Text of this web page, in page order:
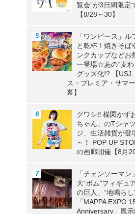
覧会”が3日間限定
【8/28～30】
「ワンピース」ル
と乾杯！焼きそば
ンクカップなどお
ー登場☆あの“麦わ
グッズ化!? 【USJ
ス・プレミア・サマ
幕】
グワシ!! 楳図かず
ちゃん」のTシャ
ジ、生活雑貨が登
～！ POP UP
の画廊開催【8月
「チェンソーマン
大“ボム”フィギュ
の巨人」“地鳴ら
「MAPPA EXPO
Anniversary」展